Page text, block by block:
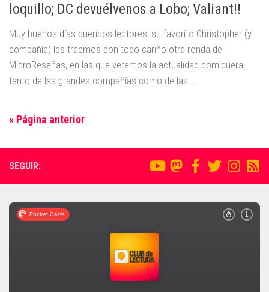
loquillo; DC devuélvenos a Lobo; Valiant!!
Muy buenos días queridos lectores, su favorito Christopher (y
compañía) les traemos con todo cariño otra ronda de
MicroReseñas, en las que veremos la actualidad comiquera,
tanto de las grandes compañías como de las...
« Página anterior
SEGUIR: